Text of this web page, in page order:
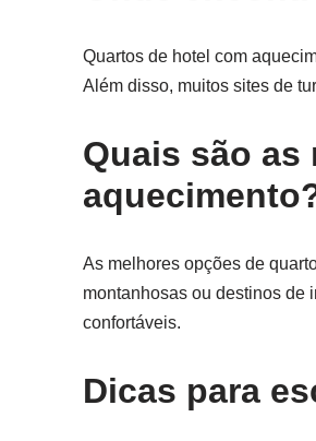
Quartos de hotel com
Além disso, muitos sites de
Quais são as
As melhores opções de
montanhosas ou destinos de
confortáveis.
Dicas para